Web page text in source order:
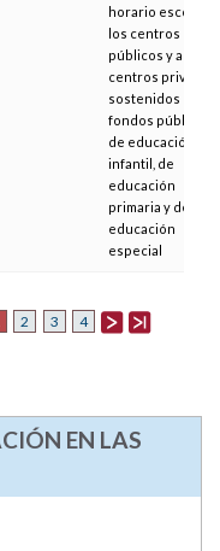
horario escolar a
los centros
públicos y a los
centros privados
sostenidos con
fondos públicos
de educación
infantil, de
educación
primaria y de
educación
especial
2 3 4
EN LAS